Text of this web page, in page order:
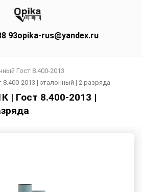
93opika-rus@yandex.ru
Гост 8.400-2013
2013 | эталонный | 2 разряда
| Гост 8.400-2013 |